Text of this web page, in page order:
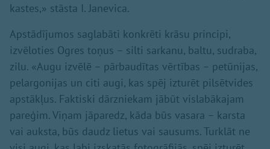
kastes,» stāsta I. Janevica.
Apstādījumos saglabāti konkrēti krāsu principi,
izvēloties Ogres toņus – silti sarkanu, baltu, sudraba,
zilu. «Augu izvēlē – pārbaudītas vērtības – petūnijas,
pelargonijas un citi augi, kas spēj izturēt pilsētvides
apstākļus. Faktiski dārzniekam jābūt vislabākajam
pareģim. Viņam jāparedz, kāda būs vasara – karsta
vai auksta, būs daudz lietus vai sausums. Turklāt ne